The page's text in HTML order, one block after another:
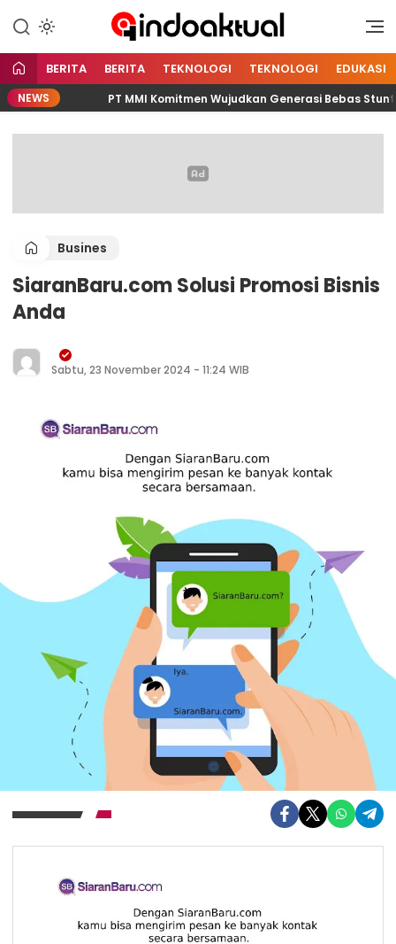
Indoaktual
Indonesia Aktual
BERITA BERITA TEKNOLOGI TEKNOLOGI EDUKASI
NEWS PT MMI Komitmen Wujudkan Generasi Bebas Stunting
Busines
SiaranBaru.com Solusi Promosi Bisnis
Anda
Sabtu, 23 November 2024 - 11:24 WIB